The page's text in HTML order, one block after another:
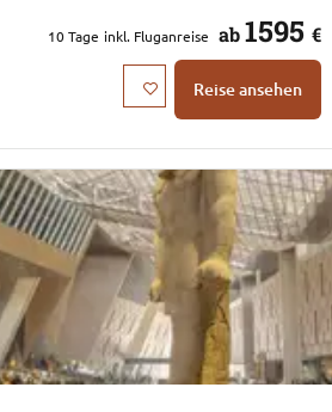
10Tage inkl. Fluganreise ab1595 €
Reise ansehen